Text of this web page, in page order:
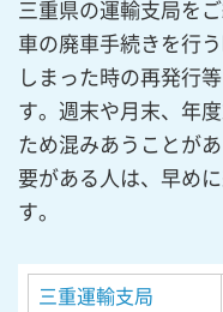
三重県の運輸支局を
車の廃車手続きを行
しまった時の再発行
す。週末や月末、年
ため混みあうことが
要がある人は、早め
す。
三重運輸支局